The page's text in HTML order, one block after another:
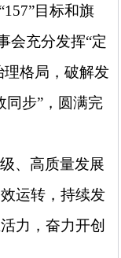
157”目标和旗
会充分发挥“定
理格局，破解发
同步”，圆满完
、高质量发展
运转，持续发
力，奋力开创